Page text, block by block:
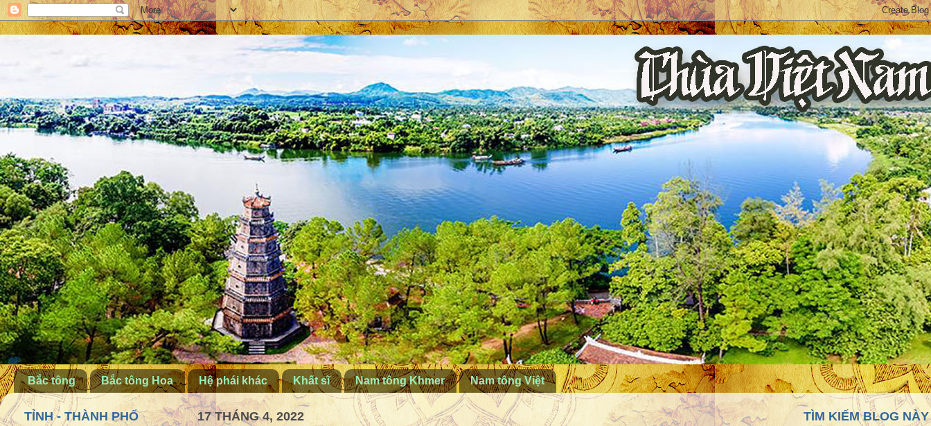
Bắc tông Bắc tông Hoa Hệ phái khác Khất sĩ Nam tông Khmer Nam tông Việt
17 THÁNG 4, 2022
TỈNH - THÀNH PHỐ TÌM KIẾM BLOG NÀY